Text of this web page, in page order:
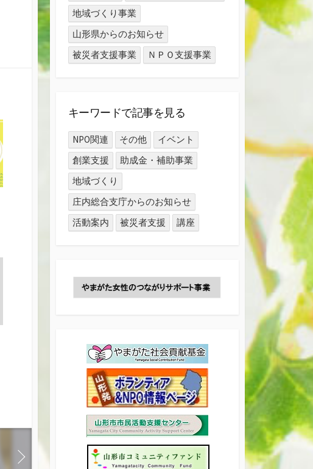
地域づくり事業
山形県からのお知らせ
被災者支援事業
ＮＰＯ支援事業
キーワードで記事を見る
NPO関連 その他
イベント
創業支援
助成金・補助事業
地域づくり
庄内総合支庁からのお知らせ
活動案内
被災者支援 講座